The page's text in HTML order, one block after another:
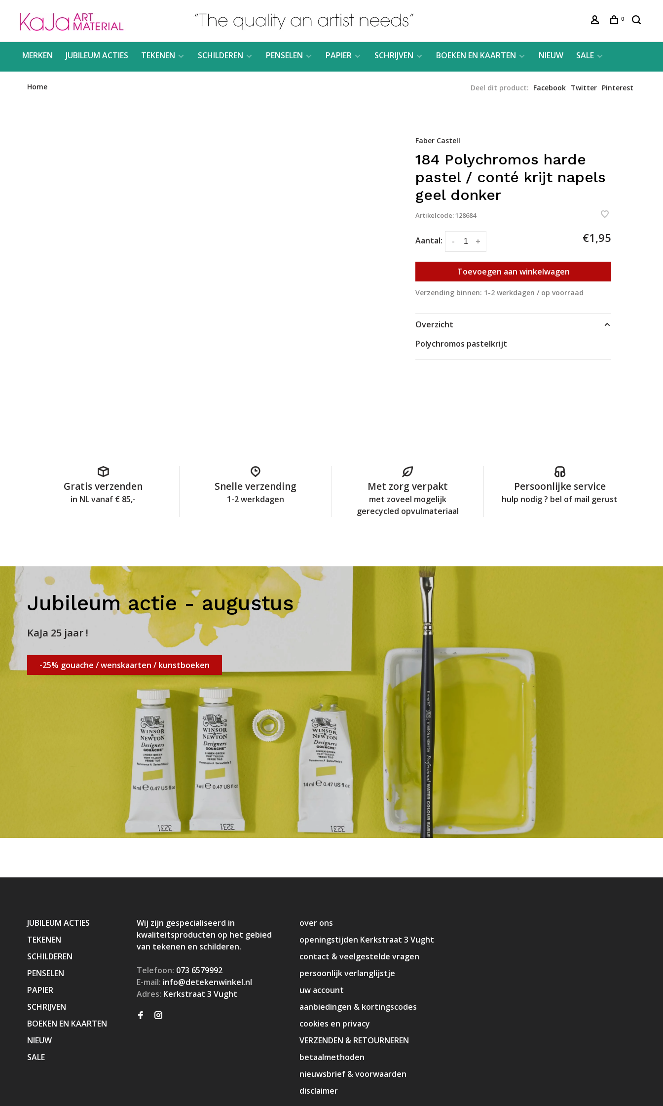
0
MERKEN JUBILEUM ACTIES TEKENEN SCHILDEREN PENSELEN PAPIER SCHRIJVEN BOEKEN EN KAARTEN NIEUW SALE
Home Deel dit product: Facebook Twitter Pinterest
Faber Castell
184 Polychromos harde
pastel / conté krijt napels
geel donker
Artikelcode:128684
Aantal: +
- €1,95
Toevoegen aan winkelwagen
Verzending binnen: 1-2 werkdagen / op voorraad
Overzicht
Polychromos pastelkrijt
Gratis verzenden
in NL vanaf € 85,-
Snelle verzending
1-2 werkdagen
Met zorg verpakt
met zoveel mogelijk
gerecycled opvulmateriaal
Persoonlijke service
hulp nodig ? bel of mail gerust
Jubileum actie - augustus
KaJa 25 jaar !
-25% gouache / wenskaarten / kunstboeken
JUBILEUM ACTIES
TEKENEN
SCHILDEREN
PENSELEN
PAPIER
SCHRIJVEN
BOEKEN EN KAARTEN
NIEUW
SALE
Wij zijn gespecialiseerd in
kwaliteitsproducten op het gebied
van tekenen en schilderen.
Telefoon: 073 6579992
E-mail: info@detekenwinkel.nl
Adres: Kerkstraat 3 Vught
over ons
openingstijden Kerkstraat 3 Vught
contact & veelgestelde vragen
persoonlijk verlanglijstje
uw account
aanbiedingen & kortingscodes
cookies en privacy
VERZENDEN & RETOURNEREN
betaalmethoden
nieuwsbrief & voorwaarden
disclaimer